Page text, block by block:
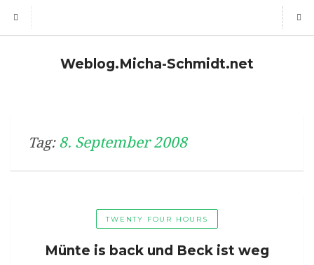
Weblog.Micha-Schmidt.net
Tag: 8. September 2008
TWENTY FOUR HOURS
Münte is back und Beck ist weg